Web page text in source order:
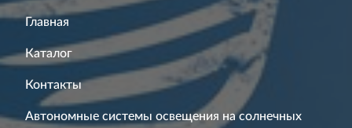
Главная
Каталог
Контакты
Автономные системы освещения на солнечных